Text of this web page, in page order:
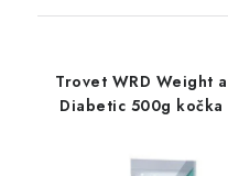
Trovet WRD Weight a
Diabetic 500g kočka